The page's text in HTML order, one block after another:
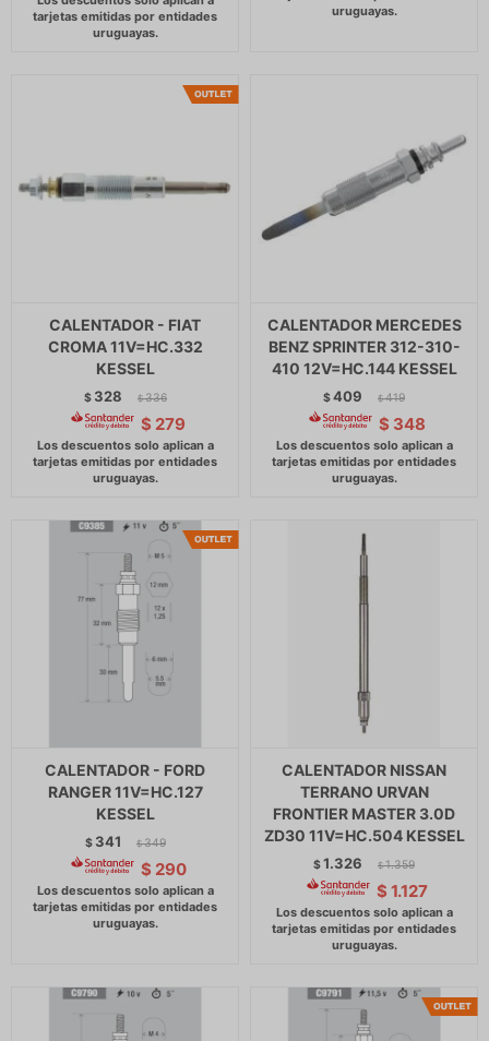
CALENTADOR - FIAT
CROMA 11V=HC.332
KESSEL
$ 328 $ 336
$ 279
CALENTADOR MERCEDES
BENZ SPRINTER 312-310-
410 12V=HC.144 KESSEL
$409 $ 419
$ 348
CALENTADOR - FORD
RANGER 11V=HC.127
KESSEL
$ 341 $ 349
$ 290
CALENTADOR NISSAN
TERRANO URVAN
FRONTIER MASTER 3.0D
ZD30 11V=HC.504 KESSEL
$1.326 $ 1.359
$ 1.127